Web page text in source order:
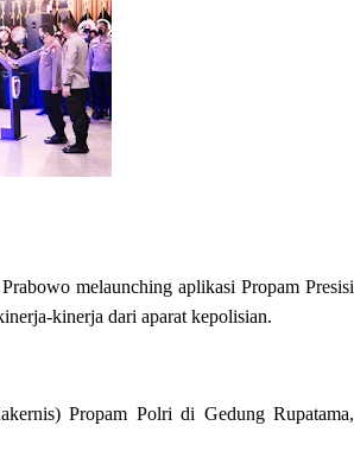
melaunching aplikasi Propam Presisi
kinerja dari aparat kepolisian.
Propam Polri di Gedung Rupatama,